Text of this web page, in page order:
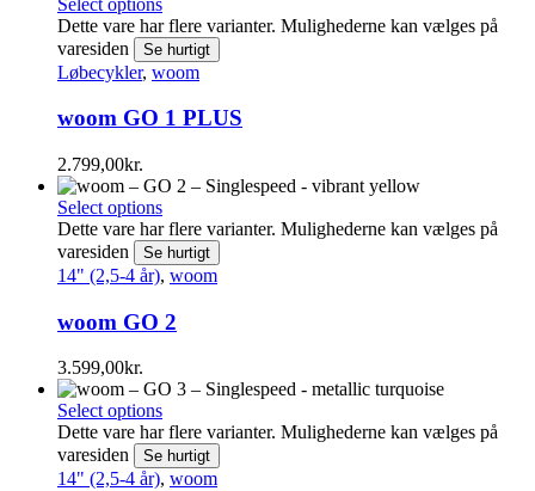
Dette vare har flere varianter. Mulighederne kan vælges på
varesiden
Se hurtigt
Løbecykler, woom
woom GO 1 PLUS
2.799,00kr.
Select options
Dette vare har flere varianter. Mulighederne kan vælges på
varesiden
Se hurtigt
14" (2,5-4 år), woom
woom GO 2
3.599,00kr.
Select options
Dette vare har flere varianter. Mulighederne kan vælges på
varesiden
Se hurtigt
14" (2,5-4 år), woom